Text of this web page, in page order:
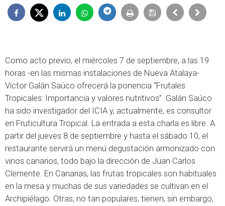
Como acto previo, el miércoles 7 de septiembre, a las 19
horas -en las mismas instalaciones de Nueva Atalaya-
Victor Galán Saúco ofrecerá la ponencia “Frutales
Tropicales: Importancia y valores nutritivos”. Galán Saúco
ha sido investigador del ICIA y, actualmente, es consultor
en Fruticultura Tropical. La entrada a esta charla es libre. A
partir del jueves 8 de septiembre y hasta el sábado 10, el
restaurante servirá un menú degustación armonizado con
vinos canarios, todo bajo la dirección de Juan Carlos
Clemente. En Canarias, las frutas tropicales son habituales
en la mesa y muchas de sus variedades se cultivan en el
Archipiélago. Otras, no tan populares, tienen, sin embargo,